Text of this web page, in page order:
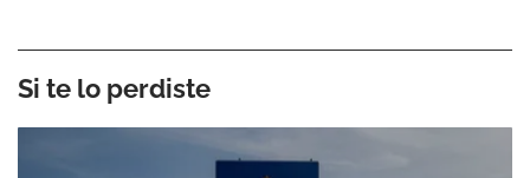
Si te lo perdiste